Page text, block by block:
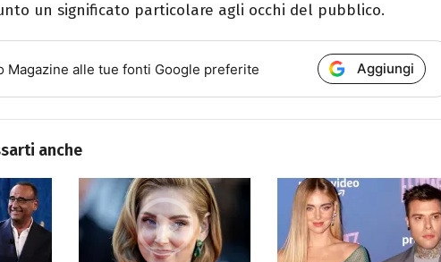
un significato particolare agli occhi del pubblico.
Magazine alle tue fonti Google preferite Aggiungi
anche